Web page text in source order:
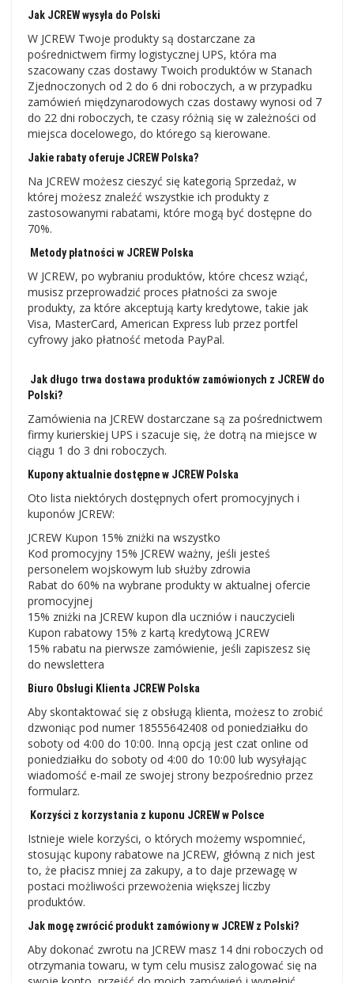
Jak JCREW wysyła do Polski
W JCREW Twoje produkty są dostarczane za
pośrednictwem firmy logistycznej UPS, która ma
szacowany czas dostawy Twoich produktów w Stanach
Zjednoczonych od 2 do 6 dni roboczych, a w przypadku
zamówień międzynarodowych czas dostawy wynosi od 7
do 22 dni roboczych, te czasy różnią się w zależności od
miejsca docelowego, do którego są kierowane.
Jakie rabaty oferuje JCREW Polska?
Na JCREW możesz cieszyć się kategorią Sprzedaż, w
której możesz znaleźć wszystkie ich produkty z
zastosowanymi rabatami, które mogą być dostępne do
70%.
Metody płatności w JCREW Polska
W JCREW, po wybraniu produktów, które chcesz wziąć,
musisz przeprowadzić proces płatności za swoje
produkty, za które akceptują karty kredytowe, takie jak
Visa, MasterCard, American Express lub przez portfel
cyfrowy jako płatność metoda PayPal.
Jak długo trwa dostawa produktów zamówionych z JCREW do
Polski?
Zamówienia na JCREW dostarczane są za pośrednictwem
firmy kurierskiej UPS i szacuje się, że dotrą na miejsce w
ciągu 1 do 3 dni roboczych.
Kupony aktualnie dostępne w JCREW Polska
Oto lista niektórych dostępnych ofert promocyjnych i
kuponów JCREW:
JCREW Kupon 15% zniżki na wszystko
Kod promocyjny 15% JCREW ważny, jeśli jesteś
personelem wojskowym lub służby zdrowia
Rabat do 60% na wybrane produkty w aktualnej ofercie
promocyjnej
15% zniżki na JCREW kupon dla uczniów i nauczycieli
Kupon rabatowy 15% z kartą kredytową JCREW
15% rabatu na pierwsze zamówienie, jeśli zapiszesz się
do newslettera
Biuro Obsługi Klienta JCREW Polska
Aby skontaktować się z obsługą klienta, możesz to zrobić
dzwoniąc pod numer 18555642408 od poniedziałku do
soboty od 4:00 do 10:00. Inną opcją jest czat online od
poniedziałku do soboty od 4:00 do 10:00 lub wysyłając
wiadomość e-mail ze swojej strony bezpośrednio przez
formularz.
Korzyści z korzystania z kuponu JCREW w Polsce
Istnieje wiele korzyści, o których możemy wspomnieć,
stosując kupony rabatowe na JCREW, główną z nich jest
to, że płacisz mniej za zakupy, a to daje przewagę w
postaci możliwości przewożenia większej liczby
produktów.
Jak mogę zwrócić produkt zamówiony w JCREW z Polski?
Aby dokonać zwrotu na JCREW masz 14 dni roboczych od
otrzymania towaru, w tym celu musisz zalogować się na